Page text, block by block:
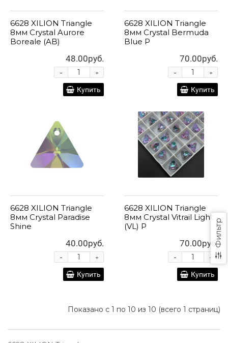
Фильтр
6628 XILION Triangle
8мм Crystal Aurore
Boreale (AB)
48.00руб.
+
-
Купить
6628 XILION Triangle
8мм Crystal Bermuda
Blue P
70.00руб.
+
-
Купить
6628 XILION Triangle
8мм Crystal Paradise
Shine
40.00руб.
+
-
Купить
6628 XILION Triangle
8мм Crystal Vitrail Light
(VL) P
70.00руб.
+
-
Купить
Показано с 1 по 10 из 10 (всего 1 страниц)